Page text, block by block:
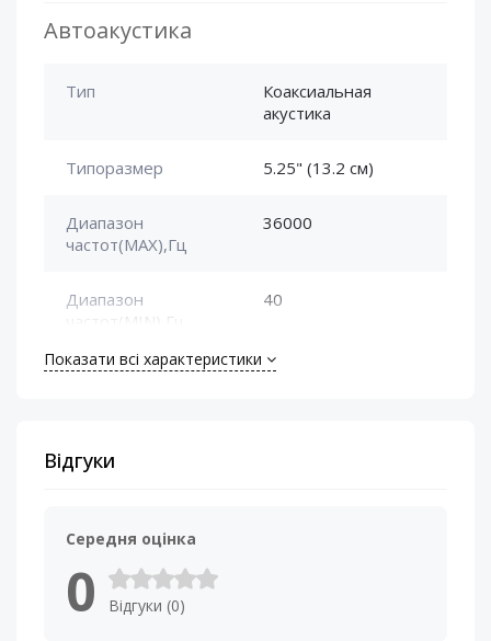
Автоакустика
Тип
Коаксиальная
акустика
Типоразмер 5.25" (13.2 см)
Диапазон
частот(MAX),Гц
36000
Диапазон
частот(MIN),Гц
40
Номинальная
50
Сопротивление
катушки, Ом
Показати всі характеристики
Відгуки
Середня оцінка
0 Відгуки (0)